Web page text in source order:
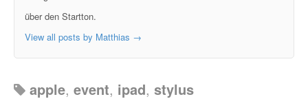
über den Startton.
View all posts by Matthias →
apple, event, ipad, stylus